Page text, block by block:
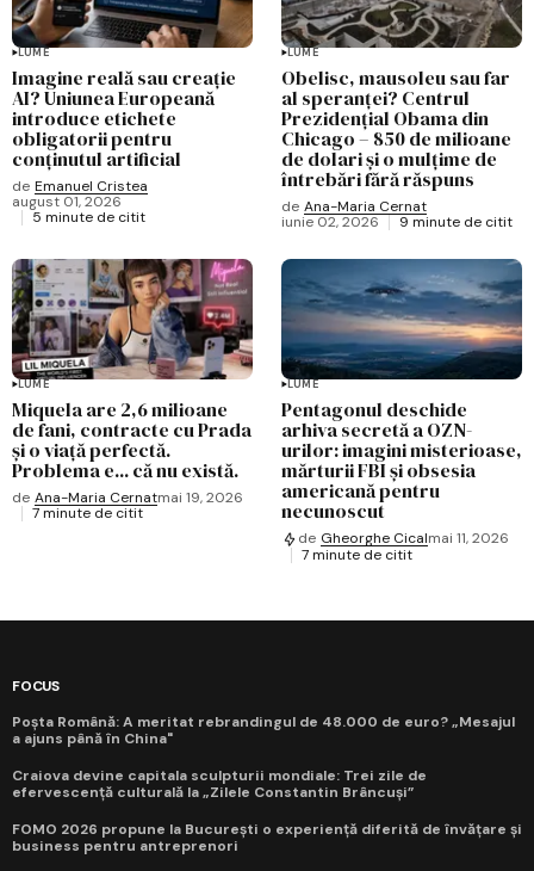
LUME
Imagine reală sau creație
AI? Uniunea Europeană
introduce etichete
obligatorii pentru
conținutul artificial
de Emanuel Cristea
august 01, 2026
5 minute de citit
LUME
Obelisc, mausoleu sau far
al speranței? Centrul
Prezidențial Obama din
Chicago – 850 de milioane
de dolari și o mulțime de
întrebări fără răspuns
de Ana-Maria Cernat
iunie 02, 2026
9 minute de citit
LUME
Miquela are 2,6 milioane
de fani, contracte cu Prada
și o viață perfectă.
Problema e... că nu există.
de Ana-Maria Cernatmai 19, 2026
7 minute de citit
LUME
Pentagonul deschide
arhiva secretă a OZN-
urilor: imagini misterioase,
mărturii FBI și obsesia
americană pentru
necunoscut
de Gheorghe Cicalmai 11, 2026
7 minute de citit
FOCUS
Poșta Română: A meritat rebrandingul de 48.000 de euro? „Mesajul
a ajuns până în China"
Craiova devine capitala sculpturii mondiale: Trei zile de
efervescență culturală la „Zilele Constantin Brâncuși”
FOMO 2026 propune la București o experiență diferită de învățare și
business pentru antreprenori